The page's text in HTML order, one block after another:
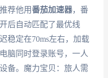
荐他用番茄加速器，番
后自动匹配了最优线
稳定在70ms左右，加载
脑同时登录账号，一人
备。魔力宝贝：旅人需